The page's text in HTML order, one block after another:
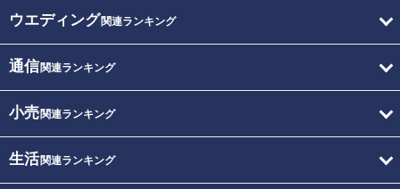
ウエディング関連ランキング
通信関連ランキング
小売関連ランキング
生活関連ランキング